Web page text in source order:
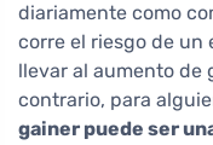
diariamente como
corre el riesgo de un
llevar al aumento de
contrario, para
gainer puede ser